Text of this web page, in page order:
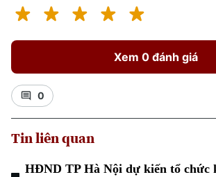
Xu hướng
Xem 0 đánh giá
0
Tin liên quan
HĐND TP Hà Nội dự kiến tổ chức